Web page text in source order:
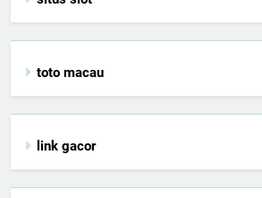
toto macau
link gacor